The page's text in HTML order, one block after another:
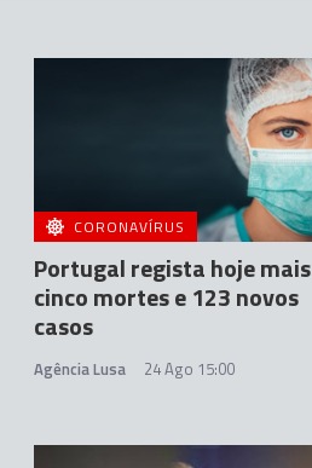
CORONAVÍRUS
Portugal regista hoje mais
cinco mortes e 123 novos
casos
Agência Lusa 24 Ago 15:00